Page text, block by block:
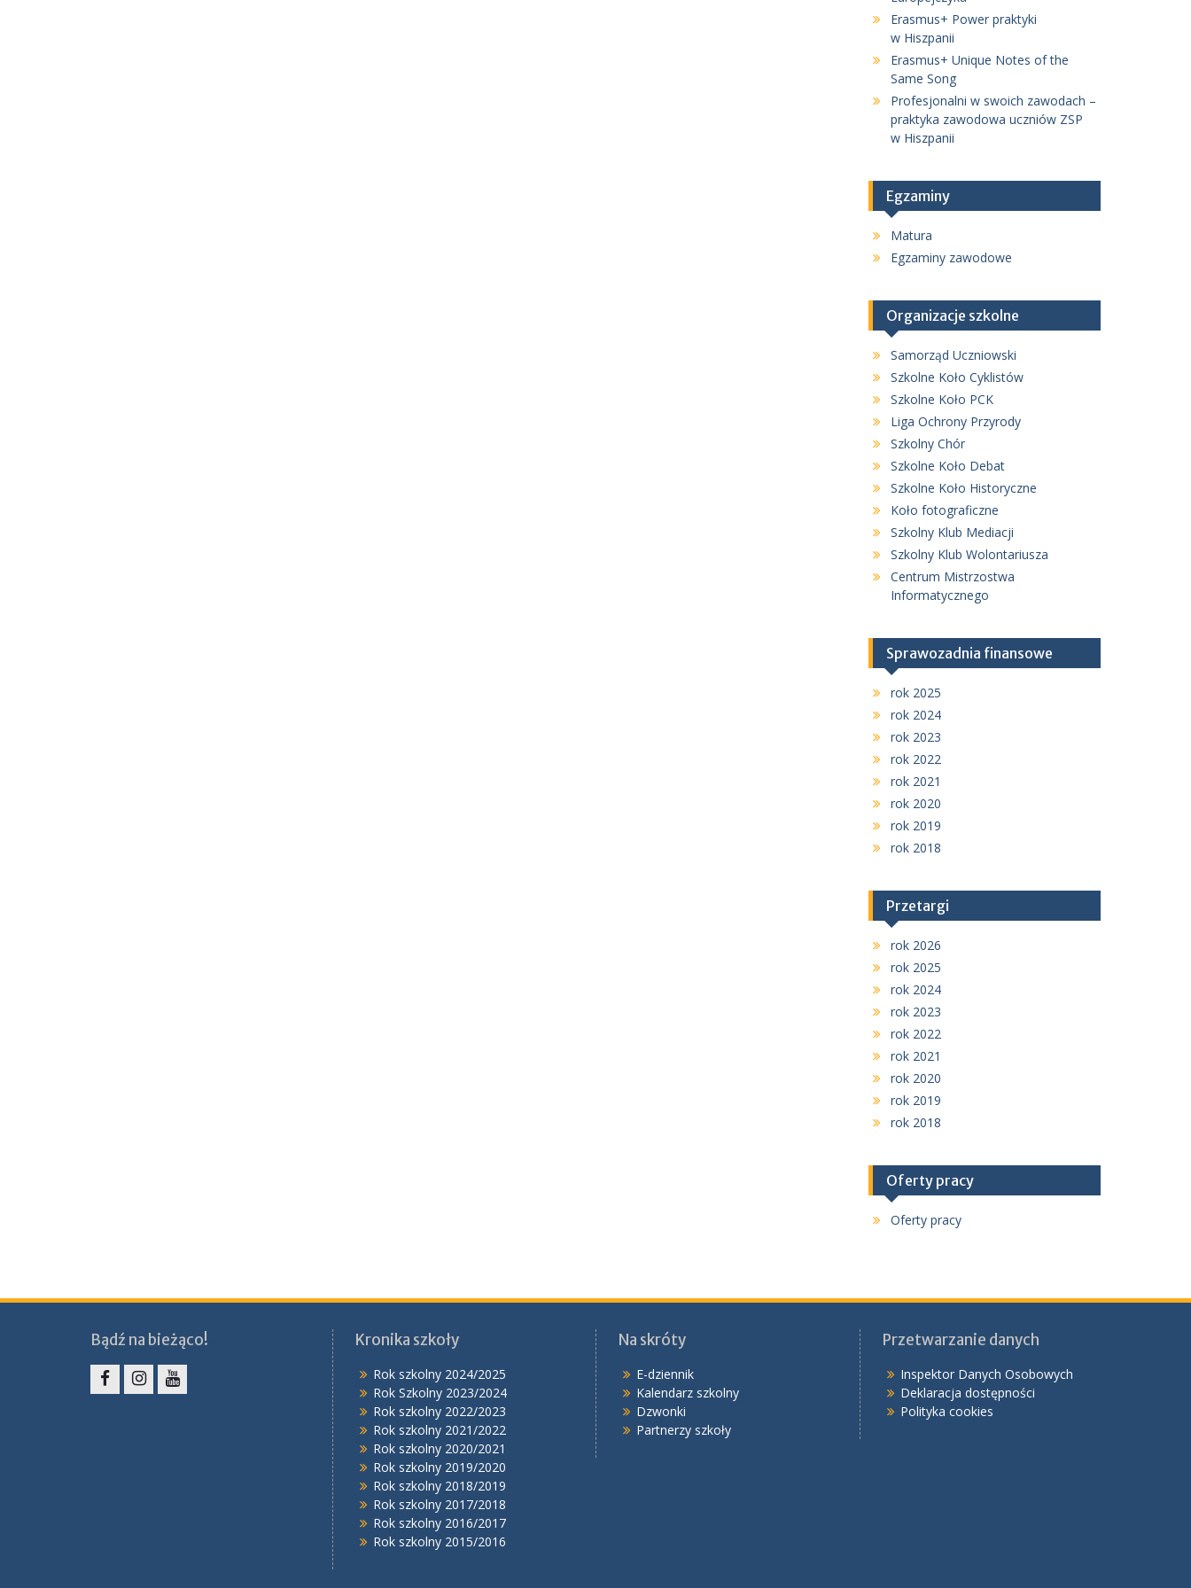
Erasmus+ Power praktyki
w Hiszpanii
Erasmus+ Unique Notes of the
Same Song
Profesjonalni w swoich zawodach –
praktyka zawodowa uczniów ZSP
w Hiszpanii
Egzaminy
Matura
Egzaminy zawodowe
Organizacje szkolne
Samorząd Uczniowski
Szkolne Koło Cyklistów
Szkolne Koło PCK
Liga Ochrony Przyrody
Szkolny Chór
Szkolne Koło Debat
Szkolne Koło Historyczne
Koło fotograficzne
Szkolny Klub Mediacji
Szkolny Klub Wolontariusza
Centrum Mistrzostwa
Informatycznego
Sprawozadnia finansowe
rok 2025
rok 2024
rok 2023
rok 2022
rok 2021
rok 2020
rok 2019
rok 2018
Przetargi
rok 2026
rok 2025
rok 2024
rok 2023
rok 2022
rok 2021
rok 2020
rok 2019
rok 2018
Oferty pracy
Oferty pracy
Bądź na bieżąco! Kronika szkoły
Rok szkolny 2024/2025
Rok Szkolny 2023/2024
Rok szkolny 2022/2023
Rok szkolny 2021/2022
Rok szkolny 2020/2021
Rok szkolny 2019/2020
Rok szkolny 2018/2019
Rok szkolny 2017/2018
Rok szkolny 2016/2017
Rok szkolny 2015/2016
Na skróty
E-dziennik
Kalendarz szkolny
Dzwonki
Partnerzy szkoły
Przetwarzanie danych
Inspektor Danych Osobowych
Deklaracja dostępności
Polityka cookies